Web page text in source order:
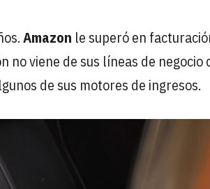
Amazon le superó en
no viene de sus líneas de negocio
de sus motores de ingresos.